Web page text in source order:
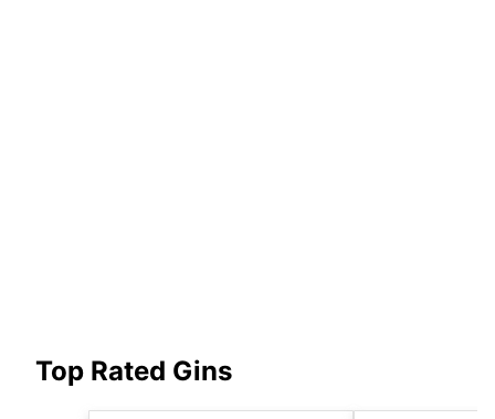
Top Rated Gins